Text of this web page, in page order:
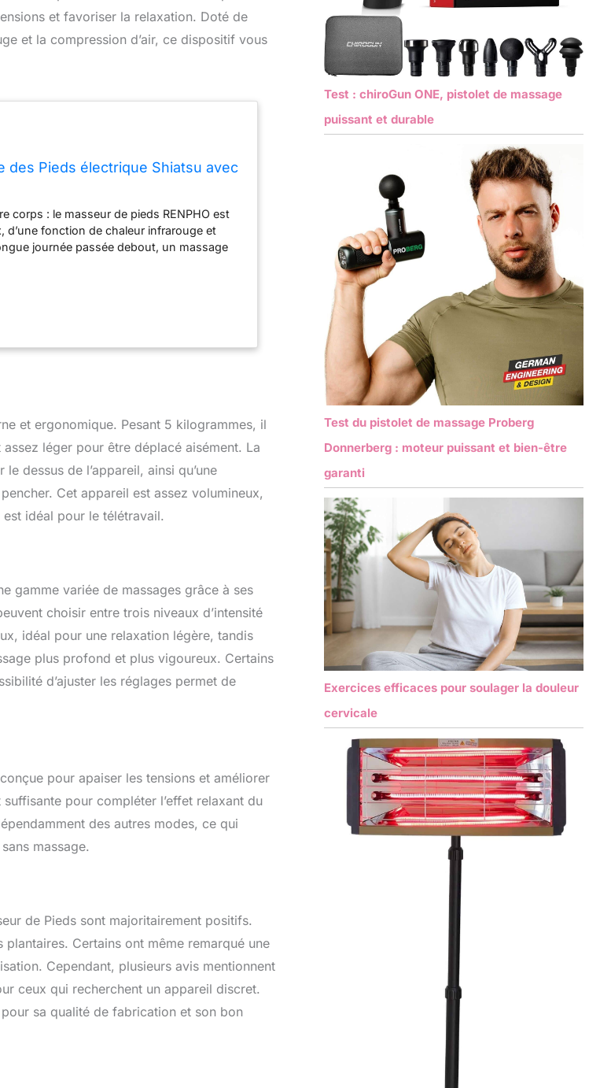
et favoriser la relaxation. Doté de
et la compression d’air, ce dispositif vous
des Pieds électrique Shiatsu avec
corps : le masseur de pieds RENPHO est
d’une fonction de chaleur infrarouge et
journée passée debout, un massage
adapté aux personnes très sensibles aux
des pieds professionnel : sa conception
et confortable. Trois niveaux
niveaux de compression d’air sont
pouvez commencer par une faible intensité
à utiliser avec les pieds. La housse
est adapté aux pointures jusqu’à 46
: ce masseur de pieds offre 30
les femmes, les parents, les grands-
les fêtes ou toute autre occasion
et ergonomique. Pesant 5 kilogrammes, il
léger pour être déplacé aisément. La
dessus de l’appareil, ainsi qu’une
Cet appareil est assez volumineux,
idéal pour le télétravail.
gamme variée de massages grâce à ses
choisir entre trois niveaux d’intensité
idéal pour une relaxation légère, tandis
plus profond et plus vigoureux. Certains
d’ajuster les réglages permet de
pour apaiser les tensions et améliorer
pour compléter l’effet relaxant du
des autres modes, ce qui
massage.
de Pieds sont majoritairement positifs.
Certains ont même remarqué une
Cependant, plusieurs avis mentionnent
ceux qui recherchent un appareil discret.
sa qualité de fabrication et son bon
Test : chiroGun ONE, pistolet de massage
puissant et durable
Test du pistolet de massage Proberg
Donnerberg : moteur puissant et bien-être
garanti
Exercices efficaces pour soulager la douleur
cervicale